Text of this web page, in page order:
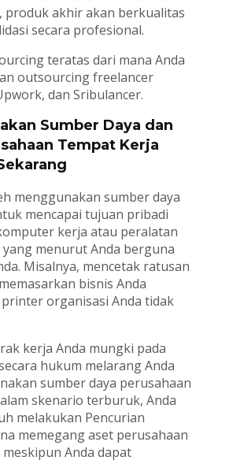
produk akhir akan berkualitas
secara profesional.
teratas dari mana Anda
outsourcing freelancer
dan Sribulancer.
Sumber Daya dan
Tempat Kerja
menggunakan sumber daya
mencapai tujuan pribadi
kerja atau peralatan
menurut Anda berguna
Misalnya, mencetak ratusan
bisnis Anda
organisasi Anda tidak
kerja Anda mungki pada
hukum melarang Anda
sumber daya perusahaan
skenario terburuk, Anda
melakukan Pencurian
memegang aset perusahaan
meskipun Anda dapat